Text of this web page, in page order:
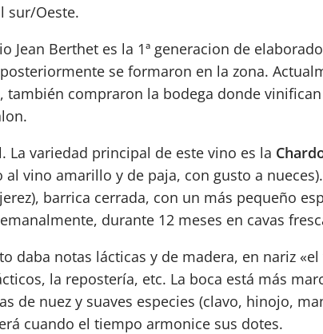
sur/Oeste.
Jean Berthet es la 1ª generacion de
se formaron en la zona.
también compraron la bodega donde
La variedad principal de este vino es la
al vino amarillo y de paja, con gusto a
barrica cerrada, con un más pequeño
durante 12 meses en cavas
daba notas lácticas y de madera, en nariz
la repostería, etc. La boca está más
de nuez y suaves especies (clavo, hinojo,
cuando el tiempo armonice sus dotes.